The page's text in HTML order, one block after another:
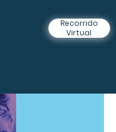
Recorrido
Virtual